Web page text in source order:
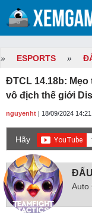
» ESPORTS »
ĐTCL 14.18b:
vô địch thế giới
nguyenht | 18/09/2024 14:21
Hãy
game mới hơn nhé!
Auto